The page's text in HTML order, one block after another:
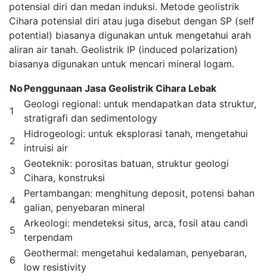
potensial diri dan medan induksi. Metode geolistrik
Cihara potensial diri atau juga disebut dengan SP (self
potential) biasanya digunakan untuk mengetahui arah
aliran air tanah. Geolistrik IP (induced polarization)
biasanya digunakan untuk mencari mineral logam.
NoPenggunaan Jasa Geolistrik Cihara Lebak
1
Geologi regional: untuk mendapatkan data struktur,
stratigrafi dan sedimentology
2
Hidrogeologi: untuk eksplorasi tanah, mengetahui
intruisi air
3
Geoteknik: porositas batuan, struktur geologi
Cihara, konstruksi
4
Pertambangan: menghitung deposit, potensi bahan
galian, penyebaran mineral
5
Arkeologi: mendeteksi situs, arca, fosil atau candi
terpendam
6
Geothermal: mengetahui kedalaman, penyebaran,
low resistivity